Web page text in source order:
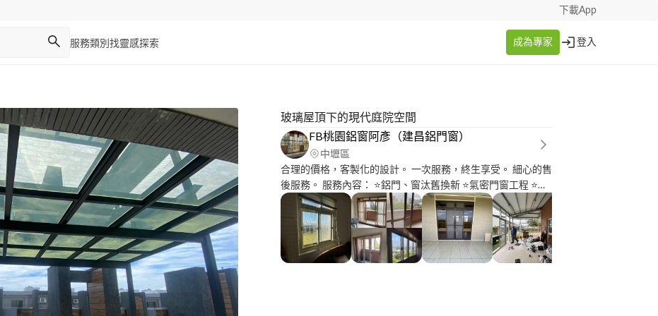
下載App
服務類別 找靈感探索 成為專家 登入
玻璃屋頂下的現代庭院空間
FB桃園鋁窗阿彥（建昌鋁門窗）
中壢區
合理的價格，客製化的設計。 一次服務，終生享受。 細心的售
後服務。 服務內容： ⭐️鋁門、窗汰舊換新 ⭐️氣密門窗工程 ⭐️不
鏽鋼門、窗汰舊換新 ⭐️玻璃屋工程規劃安裝 ⭐️採光罩工程規劃
安裝 ⭐️鋁格柵工程規劃安裝 ⭐️欄杆工程規劃安裝 正因我們注重
每一個小細節，所以我們堅持免費到場丈量及與客人簡介及討
論後方可提供更完善的服務。 您的家也是我的家? 讓我來保護
您的家?